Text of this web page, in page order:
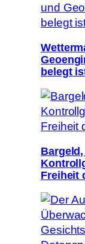
belegt
Freiheit